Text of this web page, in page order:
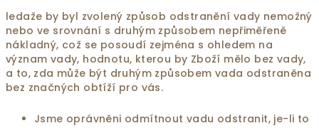
ledaže by byl zvolený způsob odstranění vady nemožný
nebo ve srovnání s druhým způsobem nepřiměřeně
nákladný, což se posoudí zejména s ohledem na
význam vady, hodnotu, kterou by Zboží mělo bez vady,
a to, zda může být druhým způsobem vada odstraněna
bez značných obtíží pro vás.
Jsme oprávněni odmítnout vadu odstranit, je-li to